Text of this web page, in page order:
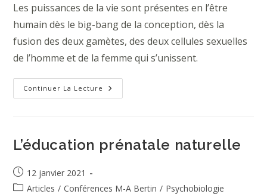
Les puissances de la vie sont présentes en l’être
humain dès le big-bang de la conception, dès la
fusion des deux gamètes, des deux cellules sexuelles
de l’homme et de la femme qui s’unissent.
Continuer La Lecture L’Education
Prénatale
Violence
L’éducation prénatale naturelle
Publication
publiée :
12 janvier 2021
PostArticles / Conférences M-A Bertin / Psychobiologie